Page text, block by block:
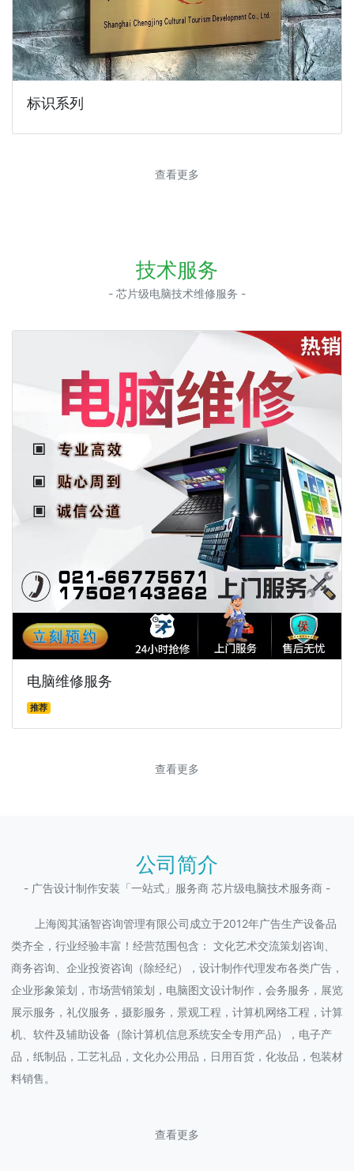
标识系列
查看更多
技术服务
- 芯片级电脑技术维修服务 -
电脑维修服务
推荐
查看更多
公司简介
- 广告设计制作安装「一站式」服务商 芯片级电脑技术服务商 -
上海阅其涵智咨询管理有限公司成立于2012年广告生产设备品
类齐全，行业经验丰富！经营范围包含： 文化艺术交流策划咨询、
商务咨询、企业投资咨询（除经纪），设计制作代理发布各类广告，
企业形象策划，市场营销策划，电脑图文设计制作，会务服务，展览
展示服务，礼仪服务，摄影服务，景观工程，计算机网络工程，计算
机、软件及辅助设备（除计算机信息系统安全专用产品），电子产
品，纸制品，工艺礼品，文化办公用品，日用百货，化妆品，包装材
料销售。
查看更多